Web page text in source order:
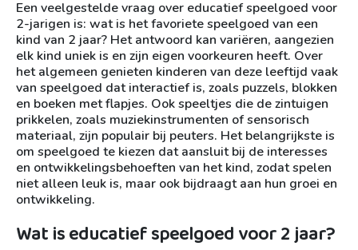
Een veelgestelde vraag over educatief speelgoed voor
2-jarigen is: wat is het favoriete speelgoed van een
kind van 2 jaar? Het antwoord kan variëren, aangezien
elk kind uniek is en zijn eigen voorkeuren heeft. Over
het algemeen genieten kinderen van deze leeftijd vaak
van speelgoed dat interactief is, zoals puzzels, blokken
en boeken met flapjes. Ook speeltjes die de zintuigen
prikkelen, zoals muziekinstrumenten of sensorisch
materiaal, zijn populair bij peuters. Het belangrijkste is
om speelgoed te kiezen dat aansluit bij de interesses
en ontwikkelingsbehoeften van het kind, zodat spelen
niet alleen leuk is, maar ook bijdraagt aan hun groei en
ontwikkeling.
Wat is educatief speelgoed voor 2 jaar?